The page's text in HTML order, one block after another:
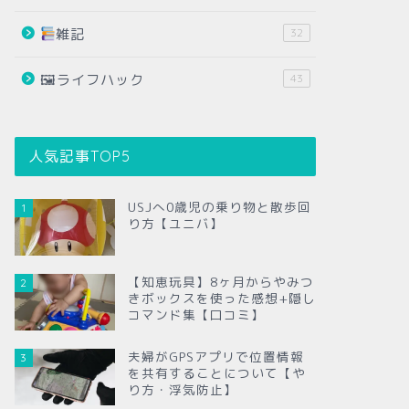
雑記 32
🖼ライフハック 43
人気記事TOP5
1
USJへ0歳児の乗り物と散歩回
り方【ユニバ】
2
【知恵玩具】8ヶ月からやみつ
きボックスを使った感想+隠し
コマンド集【口コミ】
3
夫婦がGPSアプリで位置情報
を共有することについて【や
り方・浮気防止】